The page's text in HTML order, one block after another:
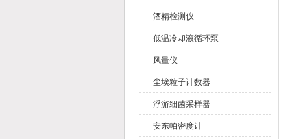
酒精检测仪
低温冷却液循环泵
风量仪
尘埃粒子计数器
浮游细菌采样器
安东帕密度计